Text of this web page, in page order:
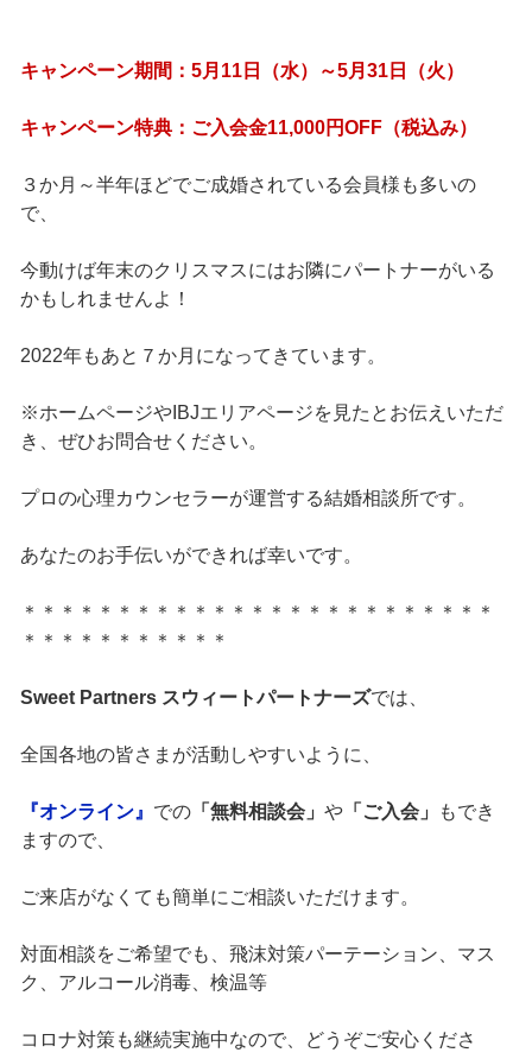
キャンペーン期間：5月11日（水）～5月31日（火）
キャンペーン特典：ご入会金11,000円OFF（税込み）
３か月～半年ほどでご成婚されている会員様も多いの
で、
今動けば年末のクリスマスにはお隣にパートナーがいる
かもしれませんよ！
2022年もあと７か月になってきています。
※ホームページやIBJエリアページを見たとお伝えいただ
き、ぜひお問合せください。
プロの心理カウンセラーが運営する結婚相談所です。
あなたのお手伝いができれば幸いです。
＊＊＊＊＊＊＊＊＊＊＊＊＊＊＊＊＊＊＊＊＊＊＊＊＊
＊＊＊＊＊＊＊＊＊＊＊
Sweet Partners スウィートパートナーズでは、
全国各地の皆さまが活動しやすいように、
『オンライン』 での「無料相談会」 や「ご入会」
もでき
ますので、
ご来店がなくても簡単にご相談いただけます。
対面相談をご希望でも、飛沫対策パーテーション、マス
ク、アルコール消毒、検温等
コロナ対策も継続実施中なので、どうぞご安心くださ